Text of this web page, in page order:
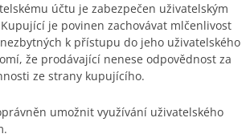
účtu je zabezpečen uživatelským
je povinen zachovávat mlčenlivost
k přístupu do jeho uživatelského
že prodávající nenese odpovědnost za
ze strany kupujícího.
umožnit využívání uživatelského